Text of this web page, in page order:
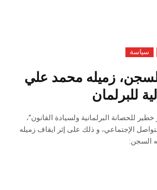
سياسة
زميله محمد علي
للبرلمان
للحصانة البرلمانية ولسيادة القانون”،
الإجتماعي، و ذلك على إثر ايقاف زميله